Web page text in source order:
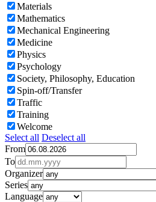
Materials
Mathematics
Mechanical Engineering
Medicine
Physics
Psychology
Society, Philosophy, Education
Spin-off/Transfer
Traffic
Training
Welcome
Select all Deselect all
From
To
Organizer
Series
Language